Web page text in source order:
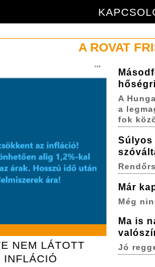
A ROVAT
NEM LÁTOTT
INFLÁCIÓ
A
a
fok
Súlyos
Már
Még
Ma is
Jó